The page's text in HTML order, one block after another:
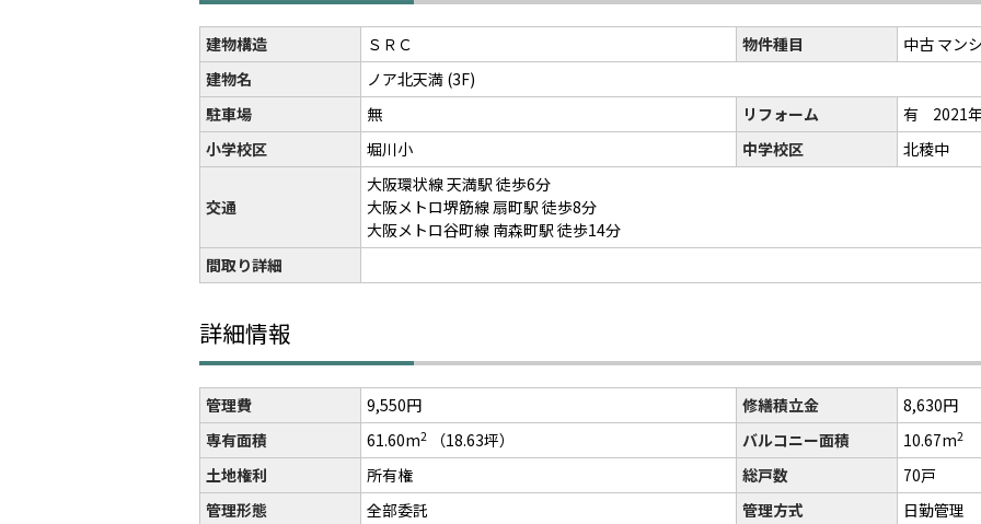
建物構造 ＳＲＣ 物件種目
中古 マン
建物名
ノア北天満 (3F)
駐車場
無 リフォーム 有
2021
小学校区
堀川小 中学校区 北稜中
交通
大阪環状線 天満駅 徒歩6分
大阪メトロ堺筋線 扇町駅 徒歩8分
大阪メトロ谷町線 南森町駅 徒歩14分
間取り詳細
詳細情報
管理費 9,550円 修繕積立金
8,630円
専有面積
61.60m2 （18.63坪） バルコニー面積 10.67m2
土地権利 所有権 総戸数
70戸
管理形態
全部委託 管理方式
日勤管理